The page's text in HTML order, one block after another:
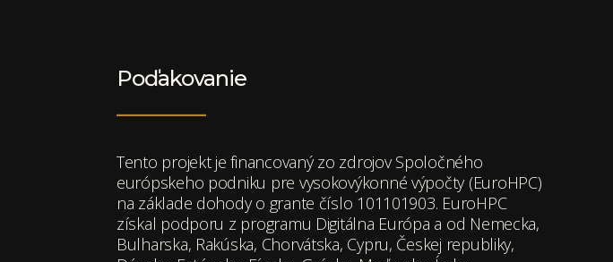
Poďakovanie
Tento projekt je financovaný zo zdrojov Spoločného
európskeho podniku pre vysokovýkonné výpočty (EuroHPC)
na základe dohody o grante číslo 101101903. EuroHPC
získal podporu z programu Digitálna Európa a od Nemecka,
Bulharska, Rakúska, Chorvátska, Cypru, Českej republiky,